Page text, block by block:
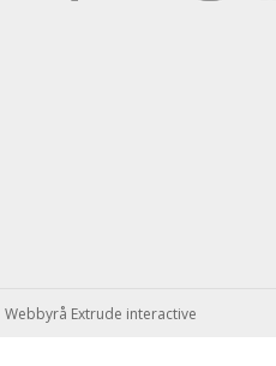
Webbyrå Extrude interactive